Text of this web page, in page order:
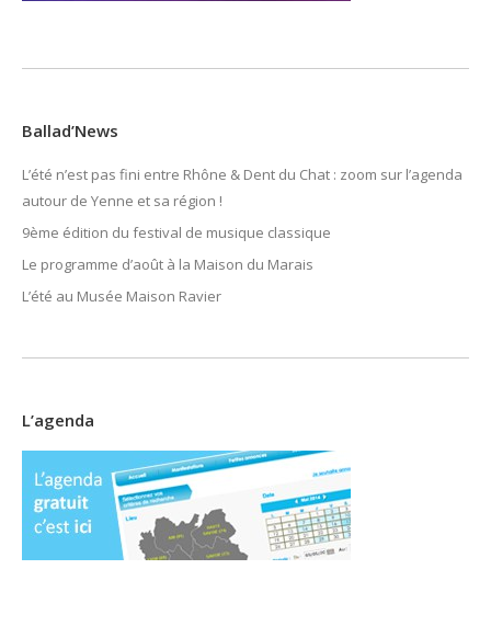
Ballad’News
L’été n’est pas fini entre Rhône & Dent du Chat : zoom sur l’agenda
autour de Yenne et sa région !
9ème édition du festival de musique classique
Le programme d’août à la Maison du Marais
L’été au Musée Maison Ravier
L’agenda